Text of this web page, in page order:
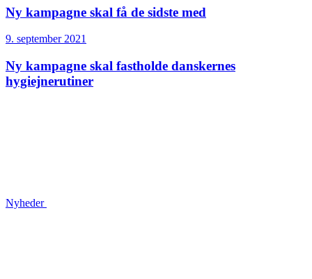
Ny kampagne skal få de sidste med
9. september 2021
Ny kampagne skal fastholde danskernes
hygiejnerutiner
Nyheder